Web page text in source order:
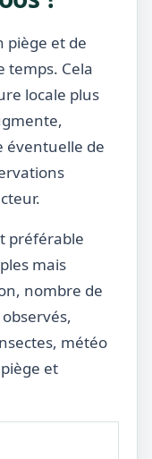
piège et de
temps. Cela
locale plus
éventuelle de
préférable
mais
nombre de
météo
et